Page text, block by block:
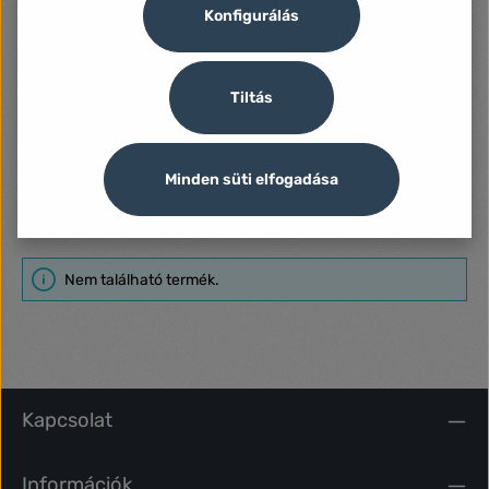
SZÁMÍTÁSTECHNIKA, PERIFÉRIÁK, HÁLÓZAT, UPS
SZÉPSÉGÁPOLÁS, EGÉSZSÉGMEGŐRZÉS, HIGIÉNIA
TABLET, MOBILTELEFON, OKOSÓRA
TELEVÍZIÓ, JÁTÉKKONZOL, SZÓRAKOZÁS
Szűrő
Nem található termék.
Kapcsolat
Tiltás
Konfigurálás
Minden süti elfogadása